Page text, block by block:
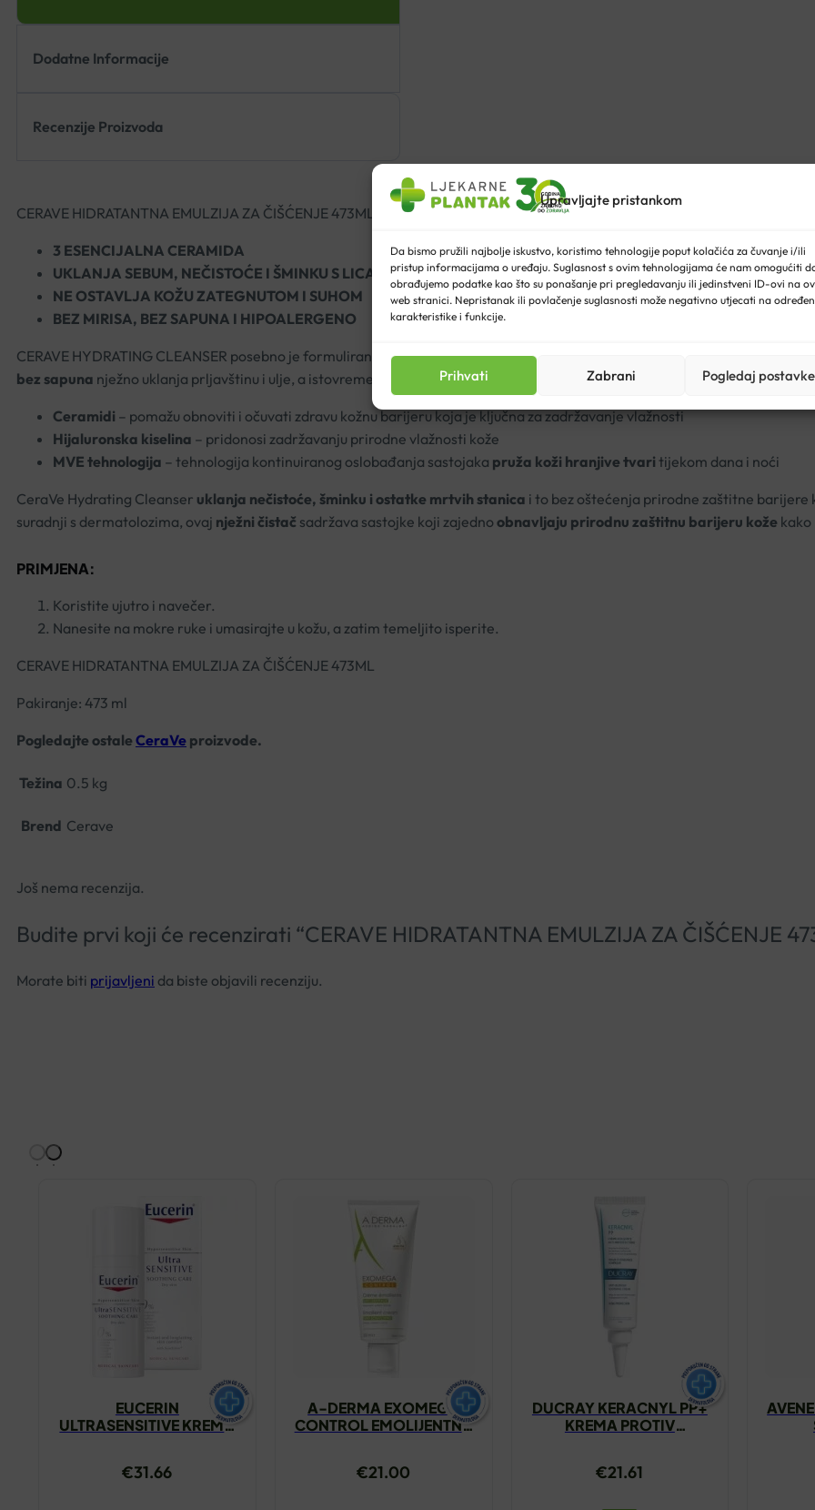
Upravljajte pristankom
Da bismo pružili najbolje iskustvo, koristimo tehnologije poput kolačića za čuvanje i/ili
pristup informacijama o uređaju. Suglasnost s ovim tehnologijama će nam omogućiti
obrađujemo podatke kao što su ponašanje pri pregledavanju ili jedinstveni ID-ovi na
web stranici. Nepristanak ili povlačenje suglasnosti može negativno utjecati na
karakteristike i funkcije.
Prihvati Zabrani Pogledaj postavke
Dodatne Informacije
Recenzije Proizvoda
CERAVE HIDRATANTNA EMULZIJA ZA ČIŠĆENJE 473ML
3 ESENCIJALNA CERAMIDA
UKLANJA SEBUM, NEČISTOĆE I ŠMINKU S LICA
NE OSTAVLJA KOŽU ZATEGNUTOM I SUHOM
BEZ MIRISA, BEZ SAPUNA I HIPOALERGENO
CERAVE HYDRATING CLEANSER posebno je formuliran za osjetljivu kožu lica koja je normalna do suha te
bez sapuna nježno uklanja prljavštinu i ulje, a istovremeno povećava hidrataciju kože nakon samo jedne upotrebe.
Ceramidi – pomažu obnoviti i očuvati zdravu kožnu barijeru koja je ključna za zadržavanje vlažnosti
Hijaluronska kiselina – pridonosi zadržavanju prirodne vlažnosti kože
MVE tehnologija – tehnologija kontinuiranog oslobađanja sastojaka pruža koži hranjive tvari tijekom dana i noći
CeraVe Hydrating Cleanser uklanja nečistoće, šminku i ostatke mrtvih stanica i to bez oštećenja prirodne zaštitne barijere
suradnji s dermatolozima, ovaj nježni čistač sadržava sastojke koji zajedno obnavljaju prirodnu zaštitnu barijeru kože
PRIMJENA:
Koristite ujutro i navečer.
Nanesite na mokre ruke i umasirajte u kožu, a zatim temeljito isperite.
CERAVE HIDRATANTNA EMULZIJA ZA ČIŠĆENJE 473ML
Pakiranje: 473 ml
Pogledajte ostale CeraVe proizvode.
Težina 0.5 kg
Brend Cerave
Još nema recenzija.
Budite prvi koji će recenzirati “CERAVE HIDRATANTNA EMULZIJA ZA ČIŠĆENJE
Morate biti prijavljeni da biste objavili recenziju.
EUCERIN
ULTRASENSITIVE KREMA
€31.66
A-DERMA EXOMEGA
CONTROL EMOLIJENTNA
€21.00
DUCRAY KERACNYL PP+
KREMA PROTIV
€21.61